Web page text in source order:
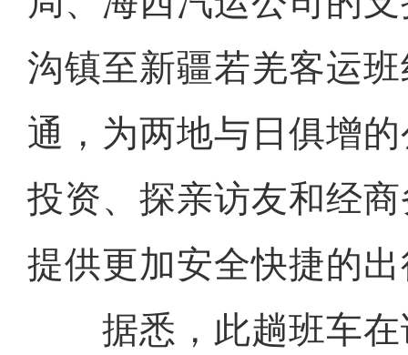
沟镇至新疆若羌客运
通，为两地与日俱增
投资、探亲访友和经
提供更加安全快捷的
据悉，此趟班车在